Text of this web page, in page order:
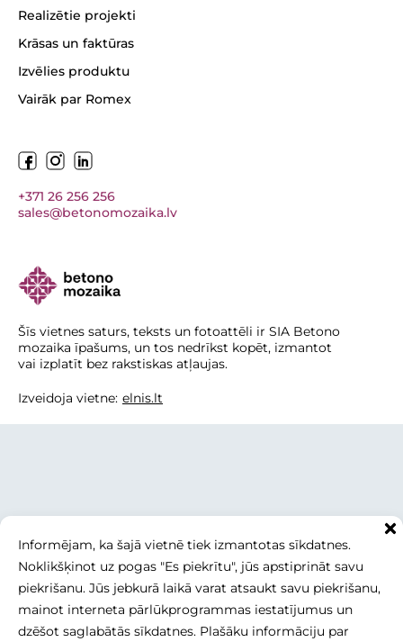
Informējam, ka šajā vietnē tiek izmantotas sīkdatnes.
Noklikšķinot uz pogas "Es piekrītu", jūs apstiprināt savu
piekrišanu. Jūs jebkurā laikā varat atsaukt savu piekrišanu,
mainot interneta pārlūkprogrammas iestatījumus un
dzēšot saglabātās sīkdatnes. Plašāku informāciju par
Realizētie projekti
Krāsas un faktūras
Izvēlies produktu
Vairāk par Romex
+371 26 256 256
sales@betonomozaika.lv
Šīs vietnes saturs, teksts un fotoattēli ir SIA Betono
mozaika īpašums, un tos nedrīkst kopēt, izmantot
vai izplatīt bez rakstiskas atļaujas.
Izveidoja vietne: elnis.lt